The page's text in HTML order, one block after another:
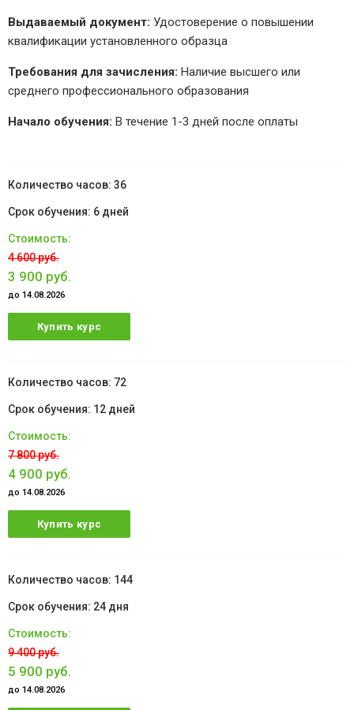
Выдаваемый документ: Удостоверение о повышении
квалификации установленного образца
Требования для зачисления: Наличие высшего или
среднего профессионального образования
Начало обучения: В течение 1-3 дней после оплаты
36
6 дней
4 600 руб.
3 900 руб.
до 14.08.2026
Купить курс
72
12 дней
7 800 руб.
4 900 руб.
до 14.08.2026
Купить курс
144
24 дня
9 400 руб.
5 900 руб.
до 14.08.2026